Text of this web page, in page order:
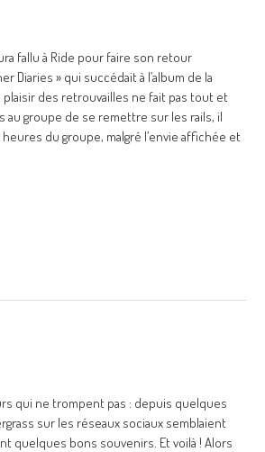
fallu à Ride pour faire son retour
Diaries » qui succédait à l’album de la
plaisir des retrouvailles ne fait pas tout et
au groupe de se remettre sur les rails, il
du groupe, malgré l’envie affichée et
qui ne trompent pas : depuis quelques
sur les réseaux sociaux semblaient
quelques bons souvenirs. Et voilà ! Alors